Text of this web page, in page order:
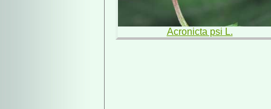
Acronicta psi L.